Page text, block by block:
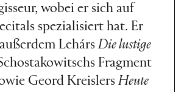
wobei er sich auf
spezialisiert hat. Er
Lehárs Die lustige
Fragment
Geord Kreislers Heute